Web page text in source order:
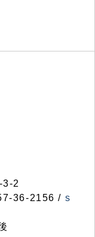
2
36-2156 / s